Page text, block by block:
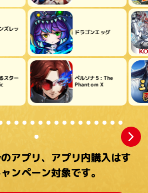
ズレッ
スター
ドラゴンエッグ
ペルソナ５: The
Phantom X
アプリ、アプリ内購入はす
ンペーン対象です。